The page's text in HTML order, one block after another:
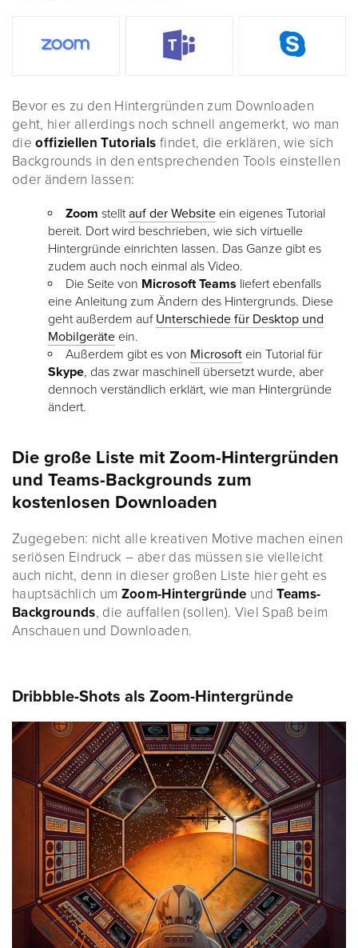
Bevor es zu den Hintergründen zum Downloaden
geht, hier allerdings noch schnell angemerkt, wo man
dieoffiziellen Tutorials findet, die erklären, wie sich
Backgrounds in den entsprechenden Tools einstellen
oder ändern lassen:
Zoom stelltauf der Website ein eigenes Tutorial
bereit. Dort wird beschrieben, wie sich virtuelle
Hintergründe einrichten lassen. Das Ganze gibt es
zudem auch noch einmal als Video.
Die Seite von Microsoft Teams liefert ebenfalls
eine Anleitung zum Ändern des Hintergrunds. Diese
geht außerdem auf Unterschiede für Desktop und
Mobilgeräte ein.
Außerdem gibt es von Microsoft ein Tutorial für
Skype, das zwar maschinell übersetzt wurde, aber
dennoch verständlich erklärt, wie man Hintergründe
ändert.
Die große Liste mit Zoom-Hintergründen
und Teams-Backgrounds zum
kostenlosen Downloaden
Zugegeben: nicht alle kreativen Motive machen einen
seriösen Eindruck – aber das müssen sie vielleicht
auch nicht, denn in dieser großen Liste hier geht es
hauptsächlich um Zoom-Hintergründe undTeams-
Backgrounds, die auffallen (sollen). Viel Spaß beim
Anschauen und Downloaden.
Dribbble-Shots als Zoom-Hintergründe